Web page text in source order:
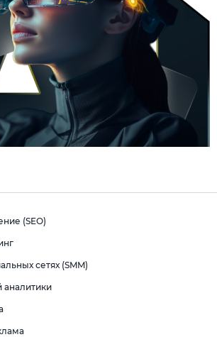
(SEO)
сетях (SMM)
аналитики